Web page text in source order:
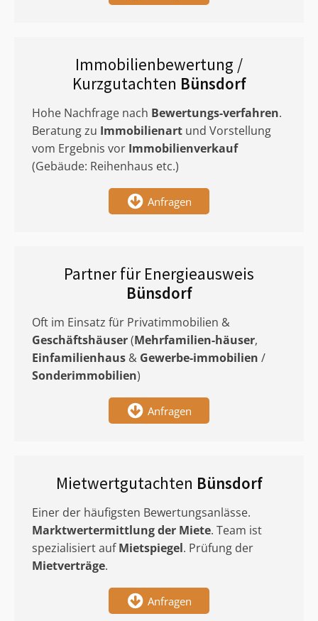
Immobilienbewertung /
Kurzgutachten Bünsdorf
Hohe Nachfrage nach Bewertungs-verfahren.
Beratung zu Immobilienart und Vorstellung
vom Ergebnis vor Immobilienverkauf
(Gebäude: Reihenhaus etc.)
Anfragen
Partner für Energieausweis
Bünsdorf
Oft im Einsatz für Privatimmobilien &
Geschäftshäuser(Mehrfamilien-häuser,
Einfamilienhaus & Gewerbe-immobilien /
Sonderimmobilien)
Anfragen
Mietwertgutachten Bünsdorf
Einer der häufigsten Bewertungsanlässe.
Marktwertermittlungder Miete. Team ist
spezialisiert aufMietspiegel. Prüfung der
Mietverträge.
Anfragen